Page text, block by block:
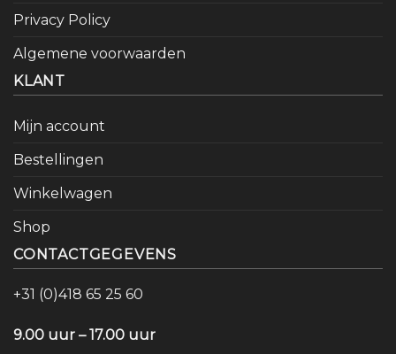
Privacy Policy
Algemene voorwaarden
KLANT
Mijn account
Bestellingen
Winkelwagen
Shop
CONTACTGEGEVENS
+31 (0)418 65 25 60
9.00 uur – 17.00 uur